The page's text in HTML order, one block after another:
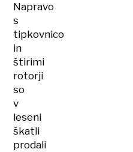
Napravo
s
tipkovnico
in
štirimi
rotorji
so
v
leseni
škatli
prodali